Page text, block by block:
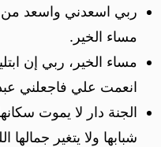
ربي اسعدني واسعد من
مساء الخير​.
مساء الخير، ربي إن
انعمت علي فاجعلني
الجنة دار لا يموت
شبابها ولا يتغير جمالها